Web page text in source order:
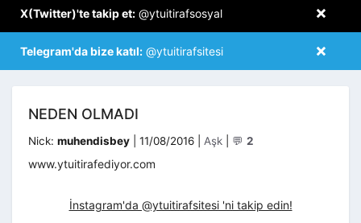
×
X(Twitter)'te takip et: @ytuitirafsosyal
×
Telegram'da bize katıl: @ytuitirafsitesi
NEDEN OLMADI
Nick: muhendisbey 11/08/2016 Kategoriler
Aşk 💬 2
www.ytuitirafediyor.com
İnstagram'da @ytuitirafsitesi 'ni takip edin!